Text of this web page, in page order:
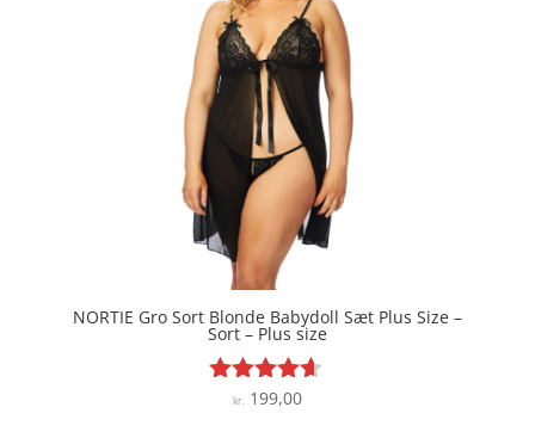
NORTIE Gro Sort Blonde Babydoll Sæt Plus Size –
Sort – Plus size
Vurderet
kr. 199,00